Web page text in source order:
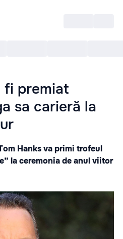
fi premiat
sa carieră la
Hanks va primi trofeul
la ceremonia de anul viitor